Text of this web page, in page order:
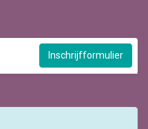
Inschrijfformulier